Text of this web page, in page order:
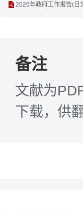
2026年政府工作报告(日
备注
文献为
下载，供